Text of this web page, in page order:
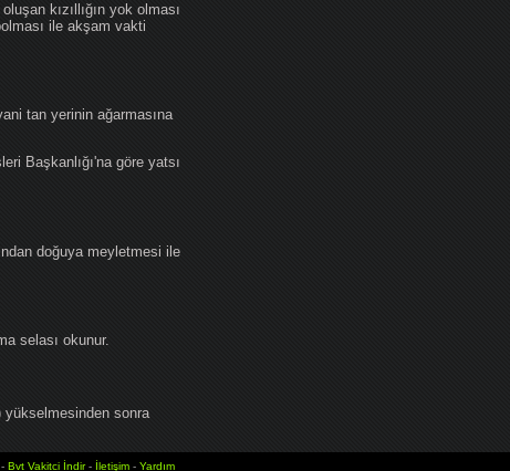
kızıllığın yok olması
ile akşam vakti
tan yerinin ağarmasına
Başkanlığı'na göre yatsı
doğuya meyletmesi ile
selası okunur.
yükselmesinden sonra
- Bvt Vakitci İndir- İletişim - Yardım